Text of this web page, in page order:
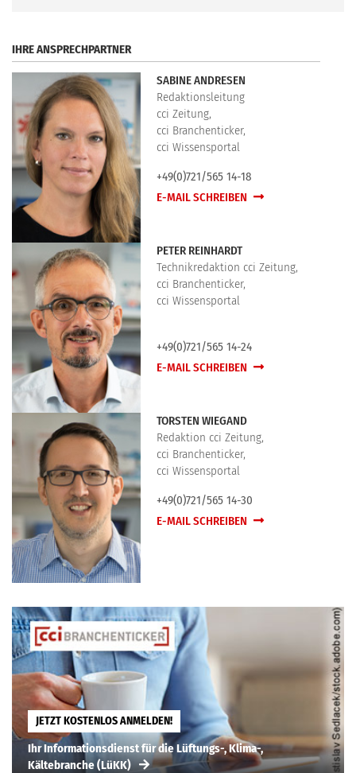
IHRE ANSPRECHPARTNER
SABINE ANDRESEN
Redaktionsleitung
cci Zeitung,
cci Branchenticker,
cci Wissensportal
+49(0)721/565 14-18
E-MAIL SCHREIBEN
PETER REINHARDT
Technikredaktion cci Zeitung,
cci Branchenticker,
cci Wissensportal
+49(0)721/565 14-24
E-MAIL SCHREIBEN
TORSTEN WIEGAND
Redaktion cci Zeitung,
cci Branchenticker,
cci Wissensportal
+49(0)721/565 14-30
E-MAIL SCHREIBEN
JETZT KOSTENLOS ANMELDEN!
Ihr Informationsdienst für die Lüftungs-, Klima-,
Kältebranche (LüKK)